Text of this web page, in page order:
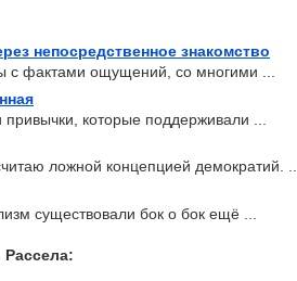
непосредственное знакомство
с фактами ощущений, со многими ...
которые поддерживали ...
ложной концепцией демократий.
существовали бок о бок ещё ...